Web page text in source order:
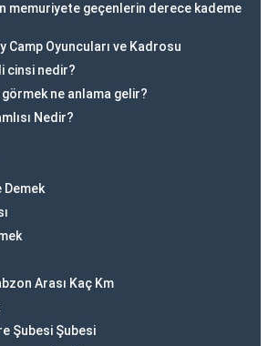
memuriyete geçenlerin derece kademe
Camp Oyuncuları ve Kadrosu
cinsi nedir?
görmek ne anlama gelir?
Nedir?
Demek
Arası Kaç Km
Şubesi Şubesi